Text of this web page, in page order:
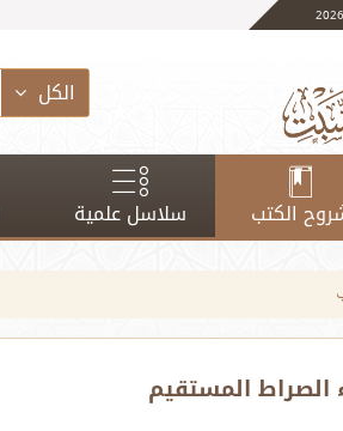
الكل
الكتب سلاسل علمية
المستقيم